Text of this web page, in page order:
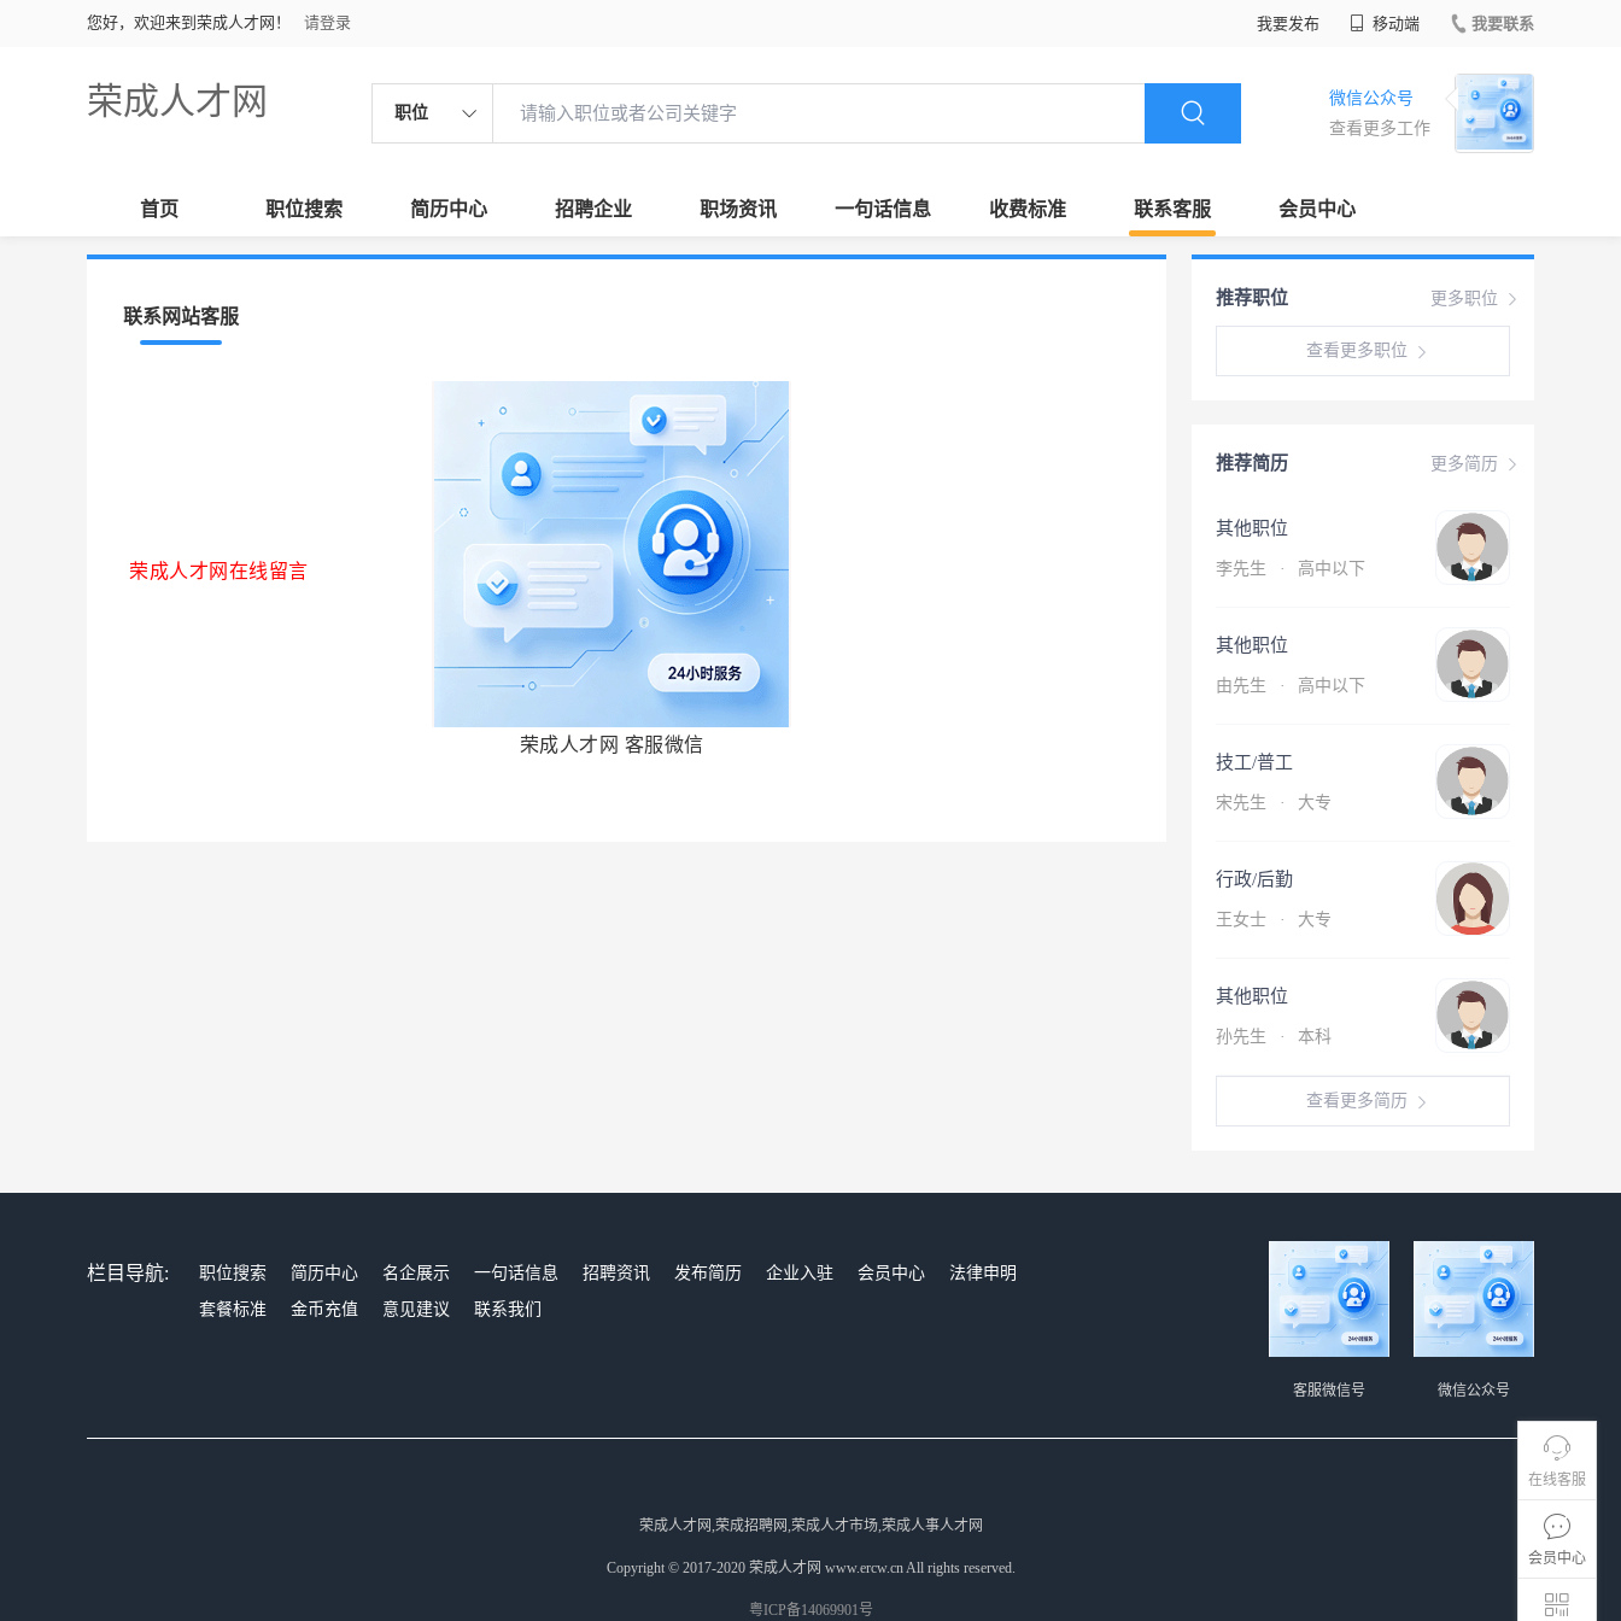
您好，欢迎来到荣成人才网！ 请登录 我要发布 移动端 我要联系
荣成人才网 职位
微信公众号
查看更多工作
首页 职位搜索 简历中心 招聘企业 职场资讯 一句话信息 收费标准 联系客服 会员中心
在线客服
会员中心
联系网站客服
荣成人才网在线留言
荣成人才网 客服微信
更多职位
推荐职位
查看更多职位
更多简历
推荐简历
其他职位
李先生 · 高中以下
其他职位
由先生 · 高中以下
技工/普工
宋先生 · 大专
行政/后勤
王女士 · 大专
其他职位
孙先生 · 本科
查看更多简历
栏目导航: 职位搜索 简历中心 名企展示 一句话信息 招聘资讯 发布简历 企业入驻 会员中心
法律申明
套餐标准
金币充值 意见建议 联系我们
微信公众号
客服微信号
荣成人才网,荣成招聘网,荣成人才市场,荣成人事人才网
Copyright © 2017-2020 荣成人才网 www.ercw.cn All rights reserved.
粤ICP备14069901号